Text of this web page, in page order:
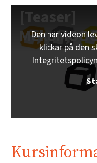
[Teaser]
Den här videon
klickar på den